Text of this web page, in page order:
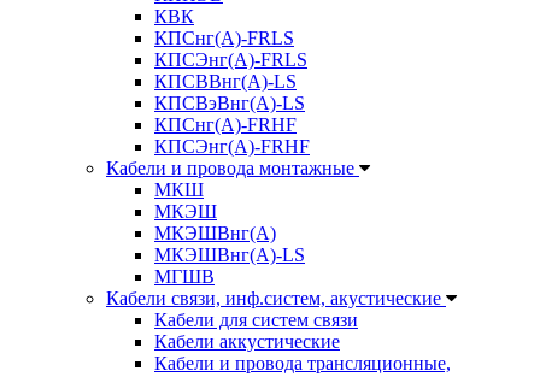
КВК
КПСнг(А)-FRLS
КПСЭнг(А)-FRLS
КПСВВнг(А)-LS
КПСВэВнг(А)-LS
КПСнг(А)-FRHF
КПСЭнг(А)-FRHF
Кабели и провода монтажные
МКШ
МКЭШ
МКЭШВнг(А)
МКЭШВнг(А)-LS
МГШВ
Кабели связи, инф.систем, акустические
Кабели для систем связи
Кабели аккустические
Кабели и провода трансляционные,